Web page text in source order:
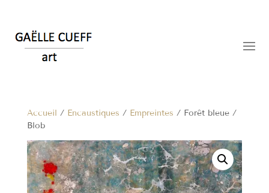
Accueil / Encaustiques / Empreintes / Forêt bleue /
Blob